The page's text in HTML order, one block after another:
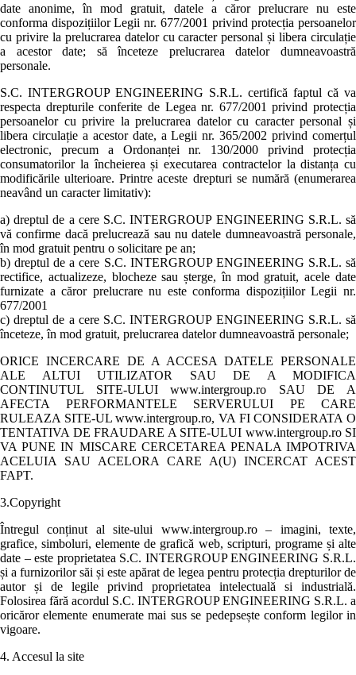
date anonime, în mod gratuit, datele a căror prelucrare nu este
conforma dispozițiilor Legii nr. 677/2001 privind protecția persoanelor
cu privire la prelucrarea datelor cu caracter personal și libera circulație
a acestor date; să înceteze prelucrarea datelor dumneavoastră
personale.
S.C. INTERGROUP ENGINEERING S.R.L. certifică faptul că va
respecta drepturile conferite de Legea nr. 677/2001 privind protecția
persoanelor cu privire la prelucrarea datelor cu caracter personal și
libera circulație a acestor date, a Legii nr. 365/2002 privind comerțul
electronic, precum a Ordonanței nr. 130/2000 privind protecția
consumatorilor la încheierea și executarea contractelor la distanța cu
modificările ulterioare. Printre aceste drepturi se numără (enumerarea
neavând un caracter limitativ):
a) dreptul de a cere S.C. INTERGROUP ENGINEERING S.R.L. să
vă confirme dacă prelucrează sau nu datele dumneavoastră personale,
în mod gratuit pentru o solicitare pe an;
b) dreptul de a cere S.C. INTERGROUP ENGINEERING S.R.L. să
rectifice, actualizeze, blocheze sau șterge, în mod gratuit, acele date
furnizate a căror prelucrare nu este conforma dispozițiilor Legii nr.
677/2001
c) dreptul de a cere S.C. INTERGROUP ENGINEERING S.R.L. să
înceteze, în mod gratuit, prelucrarea datelor dumneavoastră personale;
ORICE INCERCARE DE A ACCESA DATELE PERSONALE
ALE ALTUI UTILIZATOR SAU DE A MODIFICA
CONTINUTUL SITE-ULUI www.intergroup.ro SAU DE A
AFECTA PERFORMANTELE SERVERULUI PE CARE
RULEAZA SITE-UL www.intergroup.ro, VA FI CONSIDERATA O
TENTATIVA DE FRAUDARE A SITE-ULUI www.intergroup.ro SI
VA PUNE IN MISCARE CERCETAREA PENALA IMPOTRIVA
ACELUIA SAU ACELORA CARE A(U) INCERCAT ACEST
FAPT.
3.Copyright
Întregul conținut al site-ului www.intergroup.ro – imagini, texte,
grafice, simboluri, elemente de grafică web, scripturi, programe și alte
date – este proprietatea S.C. INTERGROUP ENGINEERING S.R.L.
și a furnizorilor săi și este apărat de legea pentru protecția drepturilor de
autor și de legile privind proprietatea intelectuală si industrială.
Folosirea fără acordul S.C. INTERGROUP ENGINEERING S.R.L. a
oricăror elemente enumerate mai sus se pedepsește conform legilor in
vigoare.
4. Accesul la site